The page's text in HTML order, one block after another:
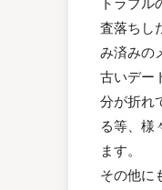
トラブル
査落ちし
み済みの
古いデー
分が折れ
る等、様
ます。
その他に